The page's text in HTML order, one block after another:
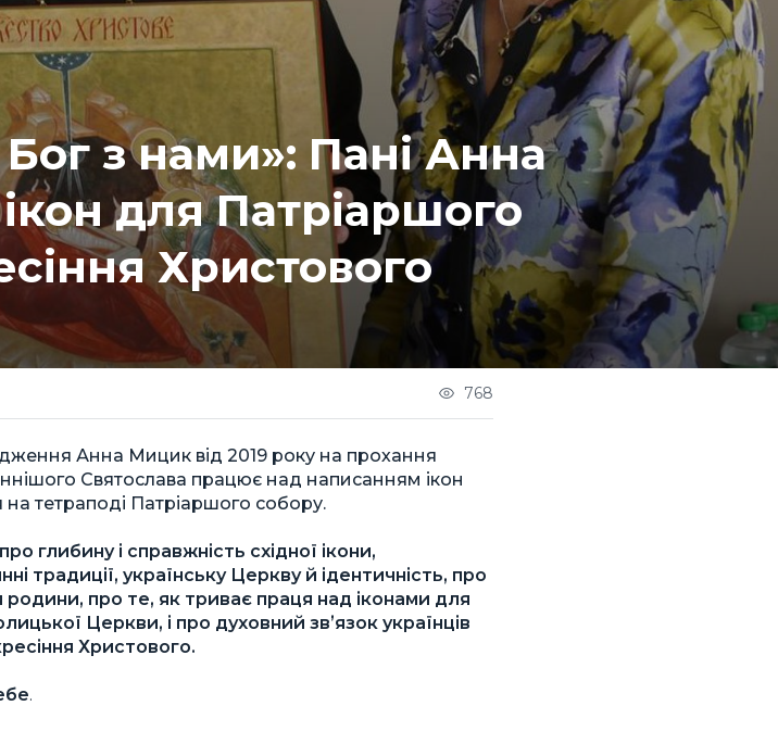
з нами»: Пані Анна
для Патріаршого
Христового
768
Анна Мицик від 2019 року на прохання
Святослава працює над написанням ікон
на тетраподі Патріаршого собору.
глибину і справжність східної ікони,
традиції, українську Церкву й ідентичність, про
родини, про те, як триває праця над іконами для
Церкви, і про духовний звʼязок українців
Христового.
.